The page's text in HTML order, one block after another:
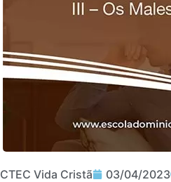
CTEC Vida Cristã 03/04/2023